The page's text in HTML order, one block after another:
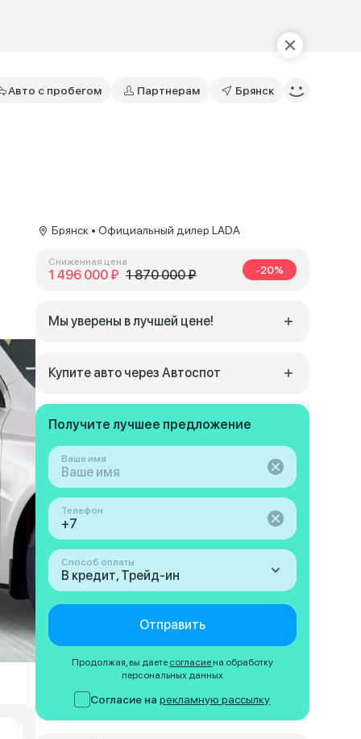
Авто с пробегом Партнерам Брянск
Брянск • Официальный дилер LADA
Сниженная цена
1 496 000 ₽ 1 870 000 ₽ -20%
Мы уверены в лучшей цене!
Купите авто через Автоспот
Получите лучшее предложение
Ваше имя
Телефон
Способ оплаты
В кредит, Трейд-ин
Отправить
Продолжая, вы даете согласие на обработку
персональных данных
Согласие нарекламную рассылку